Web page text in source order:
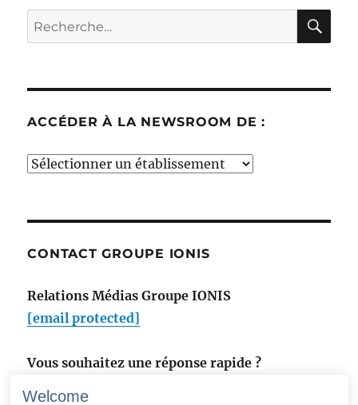
Recherche
pour :
ACCÉDER À LA NEWSROOM DE :
Accéder
de
CONTACT GROUPE IONIS
Relations Médias Groupe IONIS
[email protected]
Vous souhaitez une réponse rapide ?
Welcome